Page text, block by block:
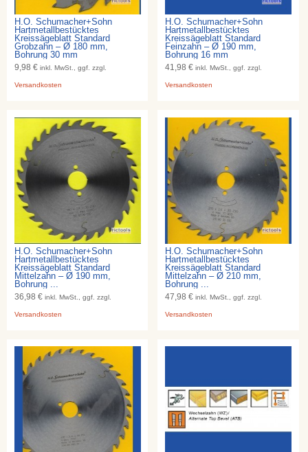
H.O. Schumacher+Sohn
Hartmetallbestücktes
Kreissägeblatt Standard
Grobzahn – Ø 180 mm,
Bohrung 30 mm
9,98 € inkl. MwSt., ggf. zzgl.
Versandkosten
H.O. Schumacher+Sohn
Hartmetallbestücktes
Kreissägeblatt Standard
Feinzahn – Ø 190 mm,
Bohrung 16 mm
41,98 €inkl. MwSt., ggf. zzgl.
Versandkosten
H.O. Schumacher+Sohn
Hartmetallbestücktes
Kreissägeblatt Standard
Mittelzahn – Ø 190 mm,
Bohrung ...
36,98 € inkl. MwSt., ggf. zzgl.
Versandkosten
H.O. Schumacher+Sohn
Hartmetallbestücktes
Kreissägeblatt Standard
Mittelzahn – Ø 210 mm,
Bohrung ...
47,98 €inkl. MwSt., ggf. zzgl.
Versandkosten